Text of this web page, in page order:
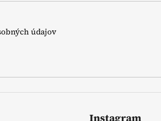
údajov
Instagram